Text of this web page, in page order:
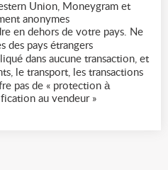
Union, Moneygram et
anonymes
en dehors de votre pays. Ne
des pays étrangers
dans aucune transaction, et
le transport, les transactions
pas de « protection à
au vendeur »